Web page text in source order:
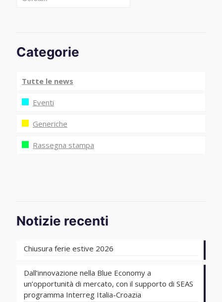
Categorie
Tutte le news
Eventi
Generiche
Rassegna stampa
Notizie recenti
Chiusura ferie estive 2026
Dall’innovazione nella Blue Economy a
un’opportunità di mercato, con il supporto di SEAS
programma Interreg Italia-Croazia